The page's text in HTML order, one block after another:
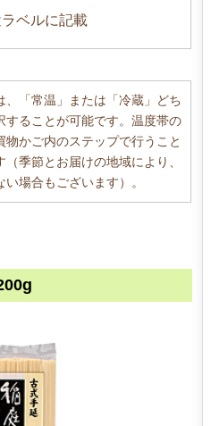
ラベルに記載
、「常温」または「冷蔵」どち
することが可能です。温度帯の
物かご内のステップで行うこと
（季節とお届けの地域により、
い場合もございます）。